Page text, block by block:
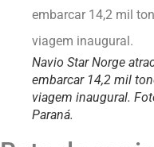
Navio Star Norge
embarcar 14,2 mil
viagem inaugural.
Paraná.